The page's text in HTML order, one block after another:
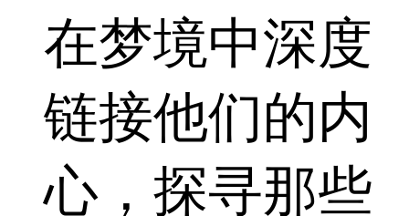
在梦境中深度
链接他们的内
心，探寻那些